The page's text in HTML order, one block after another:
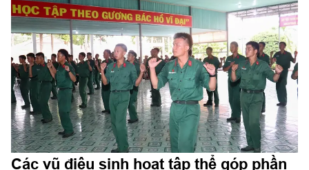
làm công tác văn hóa, văn nghệ trong LLVT Quân khu.
Các vũ điệu sinh hoạt tập thể góp phần